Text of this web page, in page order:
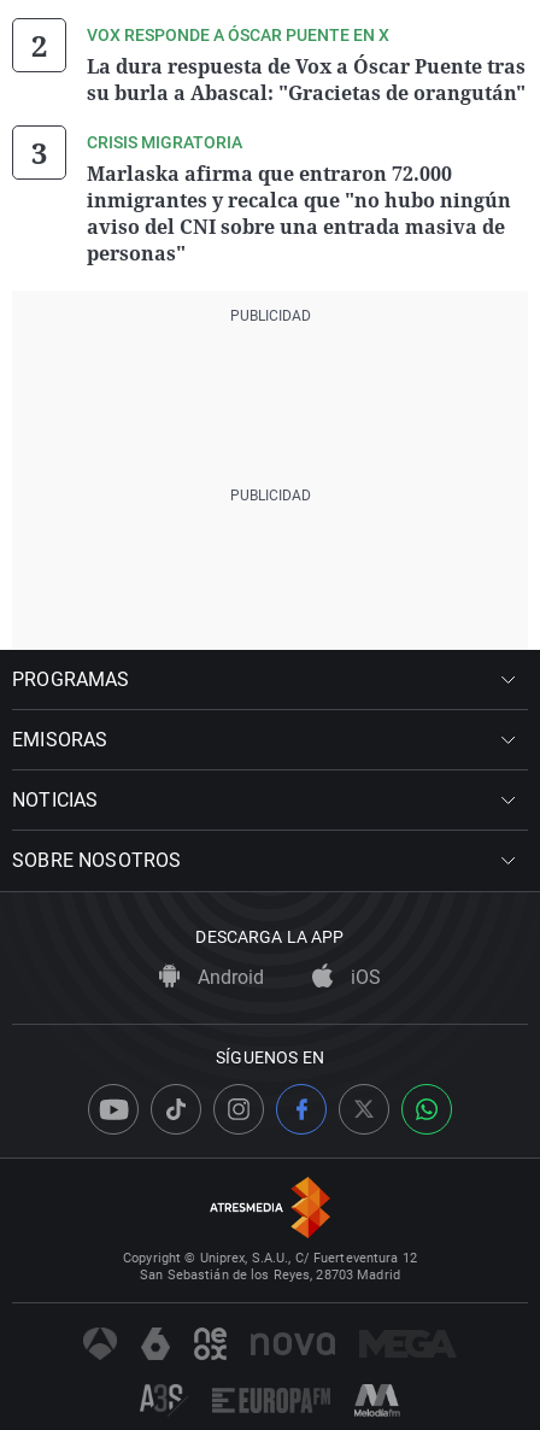
VOX RESPONDE A ÓSCAR PUENTE EN X
La dura respuesta de Vox a Óscar Puente tras
su burla a Abascal: "Gracietas de orangután"
CRISIS MIGRATORIA
Marlaska afirma que entraron 72.000
inmigrantes y recalca que "no hubo ningún
aviso del CNI sobre una entrada masiva de
personas"
PROGRAMAS
EMISORAS
NOTICIAS
SOBRE NOSOTROS
DESCARGA LA APP
Android iOS
SÍGUENOS EN
Copyright © Uniprex, S.A.U., C/ Fuerteventura 12
San Sebastián de los Reyes, 28703 Madrid